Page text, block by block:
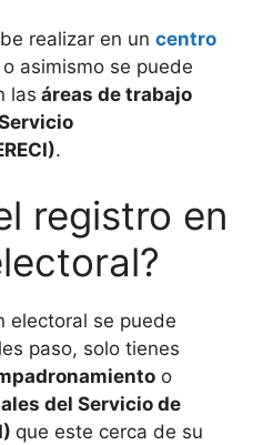
realizar en un centro
o asimismo se puede
las áreas de trabajo
.
registro en
electoral se puede
paso, solo tienes
o
del Servicio de
que este cerca de su